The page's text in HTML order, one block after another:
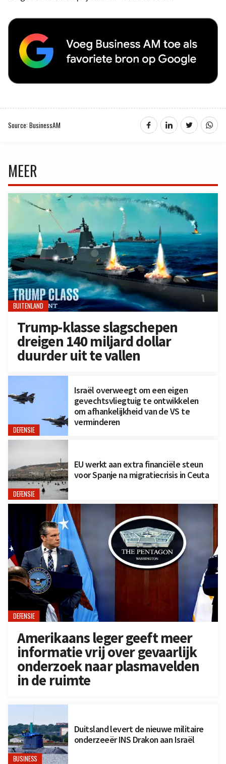
Source: BusinessAM
MEER
BUITENLAND
Trump-klasse slagschepen
dreigen 140 miljard dollar
duurder uit te vallen
DEFENSIE
Israël overweegt om een eigen
gevechtsvliegtuig te ontwikkelen
om afhankelijkheid van de VS te
verminderen
DEFENSIE
EU werkt aan extra financiële steun
voor Spanje na migratiecrisis in Ceuta
DEFENSIE
Amerikaans leger geeft meer
informatie vrij over gevaarlijk
onderzoek naar plasmavelden
in de ruimte
BUSINESS
Duitsland levert de nieuwe militaire
onderzeeër INS Drakon aan Israël